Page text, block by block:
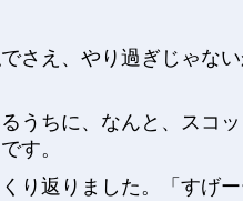
さえ、やり過ぎじゃな
うちに、なんと、スコ
す。
り返りました。「すげ